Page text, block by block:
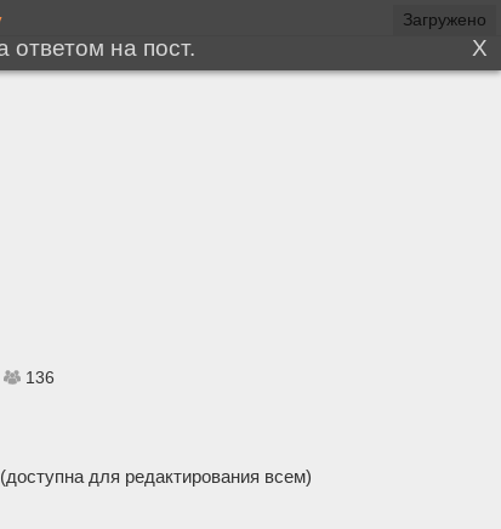
136
(доступна для редактирования всем)